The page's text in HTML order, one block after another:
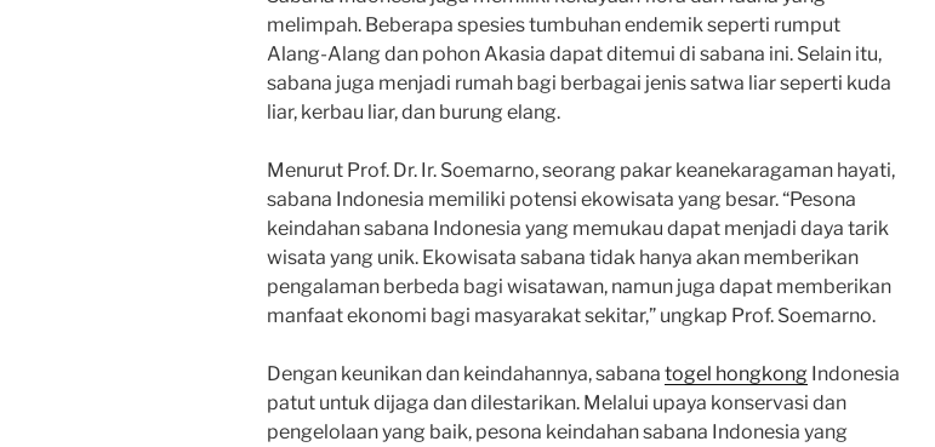
melimpah. Beberapa spesies tumbuhan endemik seperti rumput
Alang-Alang dan pohon Akasia dapat ditemui di sabana ini. Selain itu,
sabana juga menjadi rumah bagi berbagai jenis satwa liar seperti kuda
liar, kerbau liar, dan burung elang.
Menurut Prof. Dr. Ir. Soemarno, seorang pakar keanekaragaman hayati,
sabana Indonesia memiliki potensi ekowisata yang besar. “Pesona
keindahan sabana Indonesia yang memukau dapat menjadi daya tarik
wisata yang unik. Ekowisata sabana tidak hanya akan memberikan
pengalaman berbeda bagi wisatawan, namun juga dapat memberikan
manfaat ekonomi bagi masyarakat sekitar,” ungkap Prof. Soemarno.
Dengan keunikan dan keindahannya, sabana togel hongkong Indonesia
patut untuk dijaga dan dilestarikan. Melalui upaya konservasi dan
pengelolaan yang baik, pesona keindahan sabana Indonesia yang